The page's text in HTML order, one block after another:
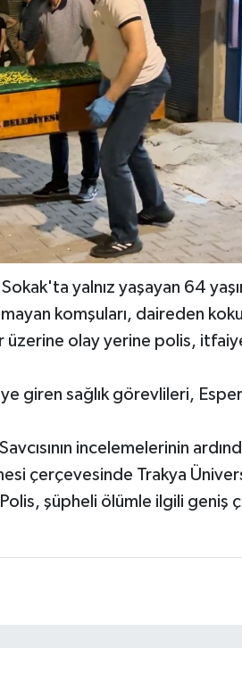
yalnız yaşayan 64
komşuları, daireden
olay yerine polis,
giren sağlık görevlileri,
incelemelerinin
çerçevesinde Trakya
şüpheli ölümle ilgili geniş